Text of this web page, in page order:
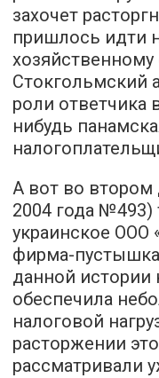
захочет
пришлось идти
хозяйственному
Стокгольмский
роли ответчика
нибудь
А вот во втором
2004 года
украинское ООО
фирма-
данной истории
обеспечила
налоговой
расторжении
рассматривали